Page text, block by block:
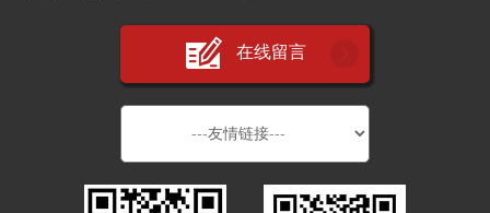
在线留言